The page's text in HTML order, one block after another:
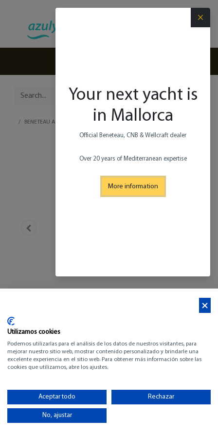
BENETEAU ANTARES 12 FLY
BENETEAU ANTARES
12 FLY
-
×
Your next yacht is
in Mallorca
Official Beneteau, CNB & Wellcraft dealer​
Over 20 years of Mediterranean expertise
More information
Utilizamos cookies
Podemos utilizarlas para el análisis de los datos de nuestros visitantes, para
mejorar nuestro sitio web, mostrar contenido personalizado y brindarle una
excelente experiencia en el sitio web. Para obtener más información sobre las
cookies que utilizamos, abre los ajustes.
Aceptar todo Rechazar
No, ajustar